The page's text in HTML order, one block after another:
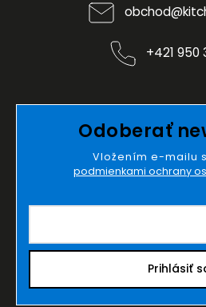
obchod@
+421 950
Odoberať
Vložením e-mailu
podmienkami ochrany
Prihlásiť